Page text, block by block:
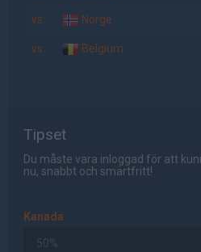
vs. Norge
vs. Belgium
Tipset
Du måste vara inloggad för att
nu, snabbt och smärtfritt!
Kanada
50%